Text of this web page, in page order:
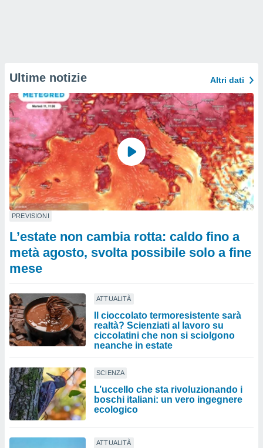
Ultime notizie Altri dati
PREVISIONI
L’estate non cambia rotta: caldo fino a
metà agosto, svolta possibile solo a fine
mese
ATTUALITÀ
Il cioccolato termoresistente sarà
realtà? Scienziati al lavoro su
ciccolatini che non si sciolgono
neanche in estate
SCIENZA
L’uccello che sta rivoluzionando i
boschi italiani: un vero ingegnere
ecologico
ATTUALITÀ